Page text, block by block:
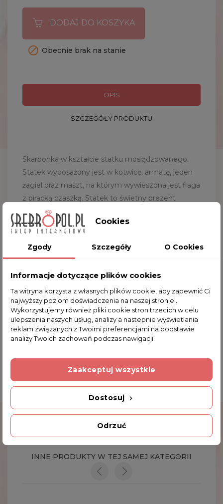
DODAJ DO KOSZYKA
 Obecnie brak na stanie
OPIS
SZCZEGÓŁY PRODUKTU
Skarbonka w kształcie statku mosiądzowanego.
Statek wyposażony jest w kotwicę, armatę, jeden
żagiel oraz maszt, na którym wywieszona jest flaga
z piracką czaszką. Statek to świetny prezent
zarówno dla dorosłych jak i dla dzieci. Zapełnij jego
miejsce pod pokładem. Serdecznie zapraszamy do
Długość: 13.5 cm
Wysokość: 15.0 cm
Komentarze (0)
Na razie nie dodano żadnej recenzji.
Dodatkowe Informacje
473-3393
INNE PRODUKTY W TEJ SAMEJ KATEGORII
Cookies
Zgody Szczegóły O Cookies
Informacje dotyczące plików cookies
Ta witryna korzysta z własnych plików cookie, aby zapewnić Ci
najwyższy poziom doświadczenia na naszej stronie .
Wykorzystujemy również pliki cookie stron trzecich w celu
ulepszenia naszych usług, analizy a nastepnie wyświetlania
reklam związanych z Twoimi preferencjami na podstawie
analizy Twoich zachowań podczas nawigacji.
Odrzuć
Dostosuj
Zaakceptuj wszystkie